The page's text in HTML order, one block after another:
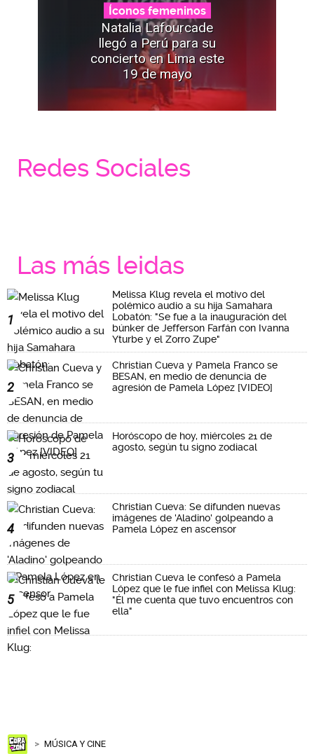
Íconos femeninos
Natalia Lafourcade
llegó a Perú para su
concierto en Lima este
19 de mayo
Redes Sociales
Las más leidas
1
Melissa Klug revela el motivo del
polémico audio a su hija Samahara
Lobatón: "Se fue a la inauguración del
búnker de Jefferson Farfán con Ivanna
Yturbe y el Zorro Zupe"
2
Christian Cueva y Pamela Franco se
BESAN, en medio de denuncia de
agresión de Pamela López [VIDEO]
3
Horóscopo de hoy, miércoles 21 de
agosto, según tu signo zodiacal
4
Christian Cueva: Se difunden nuevas
imágenes de 'Aladino' golpeando a
Pamela López en ascensor
5
Christian Cueva le confesó a Pamela
López que le fue infiel con Melissa Klug:
"Él me cuenta que tuvo encuentros con
ella"
MÚSICA Y CINE